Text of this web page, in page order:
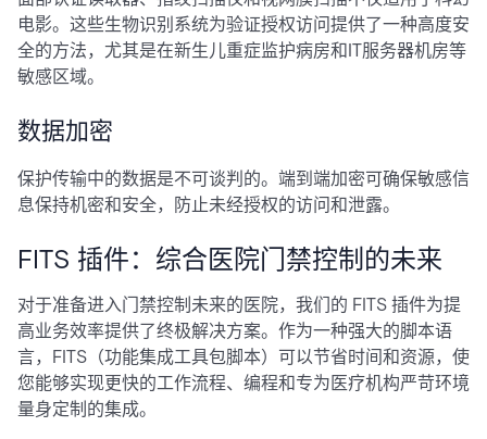
电影。这些生物识别系统为验证授权访问提供了一种高度安
全的方法，尤其是在新生儿重症监护病房和IT服务器机房等
敏感区域。
数据加密
保护传输中的数据是不可谈判的。端到端加密可确保敏感信
息保持机密和安全，防止未经授权的访问和泄露。
FITS 插件：综合医院门禁控制的未来
对于准备进入门禁控制未来的医院，我们的 FITS 插件为提
高业务效率提供了终极解决方案。作为一种强大的脚本语
言，FITS（功能集成工具包脚本）可以节省时间和资源，使
您能够实现更快的工作流程、编程和专为医疗机构严苛环境
量身定制的集成。